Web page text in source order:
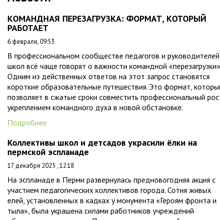
КОМАНДНАЯ ПЕРЕЗАГРУЗКА: ФОРМАТ, КОТОРЫЙ
РАБОТАЕТ
6 февраля, 09:53
В профессиональном сообществе педагогов и руководителей
школ всё чаще говорят о важности командной
Одним из действенных ответов на этот запрос становятся
короткие образовательные путешествия. Это формат,
позволяет в сжатые сроки совместить профессиональный
укреплением командного духа в новой обстановке.
Подробнее
Коллективы школ и детсадов украсили ёлки на
пермской эспланаде
17 декабря 2025 , 12:18
На эспланаде в Перми развернулась предновогодняя акция с
участием педагогических коллективов города. Сотня живых
елей, установленных в кадках у монумента «Героям фронта и
тыла», была украшена силами работников учреждений